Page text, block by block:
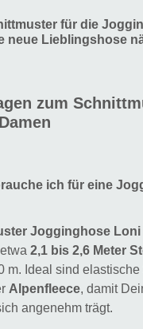
für die
neue Lieblingshose
zum
ich für eine
Jogginghose Loni
2,1 bis 2,6 Meter
m. Ideal sind
Alpenfleece, damit
angenehm trägt.